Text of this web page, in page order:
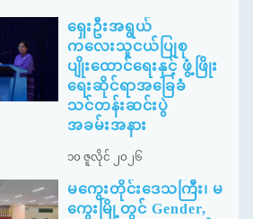
ရှေးဦးအရွယ်
ကလေးသူငယ်ပြုစု
ပျိုးထောင်ရေးနှင့် ဖွံ့ဖြိုး
ရေးဆိုင်ရာအခြေခံ
သင်တန်းဆင်းပွဲ
အခမ်းအနား
၁၀ ဇူလိုင် ၂၀၂၆
မကွေးတိုင်းဒေသကြီး၊ မ
ကွေးမြို့တွင် Gender,